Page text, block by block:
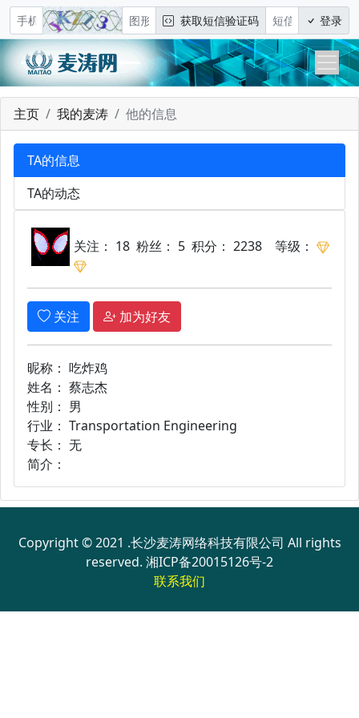
获取短信验证码 登录
主页 我的麦涛 他的信息
TA的信息
TA的动态
关注： 18 粉丝： 5 积分： 2238 等级：
关注 加为好友
昵称： 吃炸鸡
姓名： 蔡志杰
性别： 男
行业： Transportation Engineering
专长： 无
简介：
Copyright © 2021 .长沙麦涛网络科技有限公司 All rights
reserved. 湘ICP备20015126号-2
联系我们